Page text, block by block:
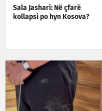
Sala Jashari: Në çfarë
kollapsi po hyn Kosova?